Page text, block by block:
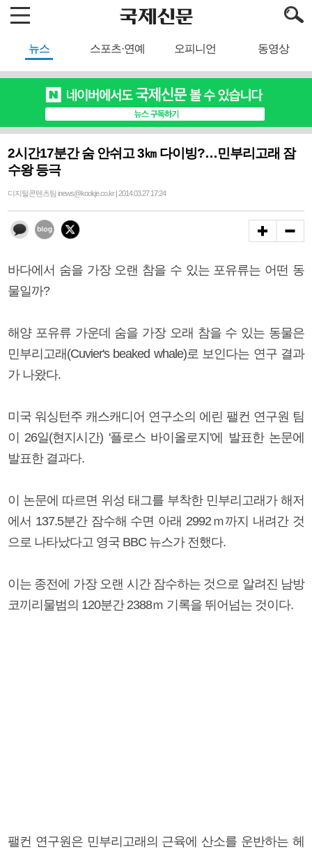
뉴스 스포츠·연예 오피니언 동영상
2시간17분간 숨 안쉬고 3㎞ 다이빙?…민부리고래 잠
수왕 등극
디지털콘텐츠팀 inews@kookje.co.kr | 2014.03.27 17:24
바다에서 숨을 가장 오랜 참을 수 있는 포유류는 어떤 동
물일까?
해양 포유류 가운데 숨을 가장 오래 참을 수 있는 동물은
민부리고래(Cuvier's beaked whale)로 보인다는 연구 결과
가 나왔다.
미국 워싱턴주 캐스캐디어 연구소의 에린 팰컨 연구원 팀
이 26일(현지시간) '플로스 바이올로지'에 발표한 논문에
발표한 결과다.
이 논문에 따르면 위성 태그를 부착한 민부리고래가 해저
에서 137.5분간 잠수해 수면 아래 2992ｍ까지 내려간 것
으로 나타났다고 영국 BBC 뉴스가 전했다.
이는 종전에 가장 오랜 시간 잠수하는 것으로 알려진 남방
코끼리물범의 120분간 2388ｍ 기록을 뛰어넘는 것이다.
팰컨 연구원은 민부리고래의 근육에 산소를 운반하는 헤